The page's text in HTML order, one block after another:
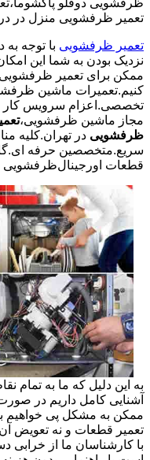
تعمیر ظرفشویی منزل در
تعمیر ظرفشویی با توجه
نزدیک بودن به شما این
ممکن برای تعمیر ظرفشویی
کنیم.تعمیرات ماشین
تخصصی.اعزام سرویس کار
مجاز ماشین ظرفشویی،
ظرفشویی در تهران.کلیه
سریع.متخصصین حرفه
قطعات اورجینالظرفشویی
به این دلیل که ما به
آشنایی کامل داریم در
ممکن به مشکل پی خواهیم
تعمیر قطعات و نه تعویض
با کارشناسان ما از خرابی